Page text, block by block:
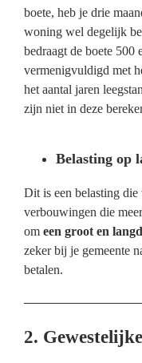
boete, heb je drie
woning wel degelijk
bedraagt de boete 500
vermenigvuldigd met
het aantal jaren
zijn niet in deze
Belasting op
Dit is een belasting
verbouwingen die
om een groot en
zeker bij je gemeente
betalen.
2.